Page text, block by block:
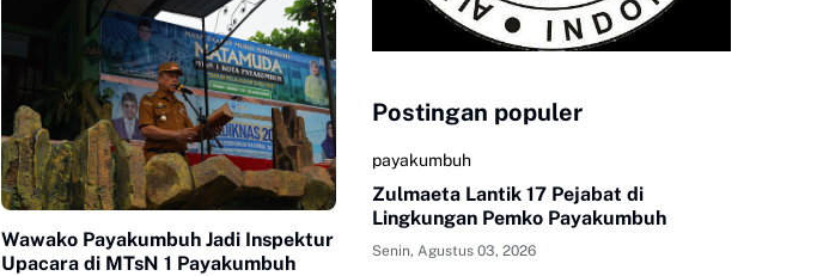
Wawako Payakumbuh Jadi Inspektur
Upacara di MTsN 1 Payakumbuh
Postingan populer
payakumbuh
Zulmaeta Lantik 17 Pejabat di
Lingkungan Pemko Payakumbuh
Senin, Agustus 03, 2026